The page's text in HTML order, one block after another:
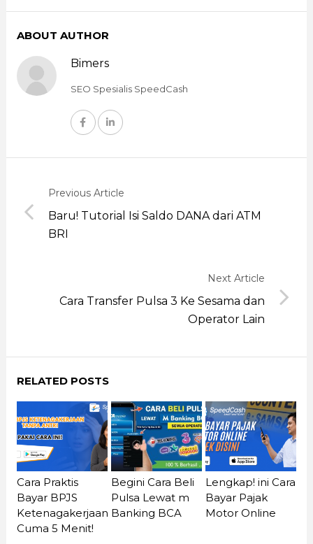
ABOUT AUTHOR
Bimers
SEO Spesialis SpeedCash
Previous Article
Baru! Tutorial Isi Saldo DANA dari ATM
BRI
Next Article
Cara Transfer Pulsa 3 Ke Sesama dan
Operator Lain
RELATED POSTS
Cara Praktis
Bayar BPJS
Ketenagakerjaan
Cuma 5 Menit!
Begini Cara Beli
Pulsa Lewat m
Banking BCA
Lengkap! ini Cara
Bayar Pajak
Motor Online